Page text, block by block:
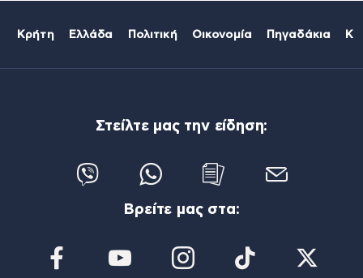
Κρήτη Ελλάδα Πολιτική Οικονομία Πηγαδάκια
Στείλτε μας την είδηση:
Βρείτε μας στα: